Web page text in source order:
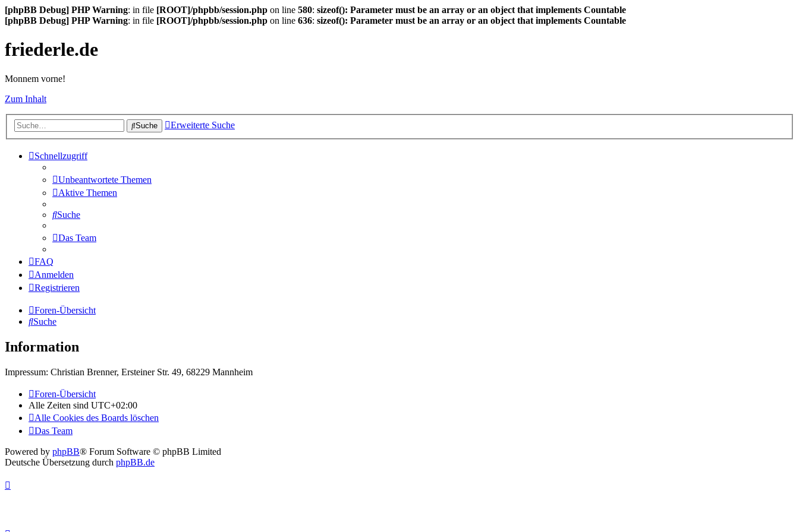
[phpBB Debug] PHP Warning: in file [ROOT]/phpbb/session.php on line 580: sizeof(): Parameter must be an array or an object that implements Countable
[phpBB Debug] PHP Warning: in file [ROOT]/phpbb/session.php on line 636: sizeof(): Parameter must be an array or an object that implements Countable
friederle.de
Monnem vorne!
Zum Inhalt
Suche Erweiterte Suche
Schnellzugriff
Unbeantwortete Themen
Aktive Themen
Suche
Das Team
FAQ
Anmelden
Registrieren
Foren-Übersicht
Suche
Information
Impressum: Christian Brenner, Ersteiner Str. 49, 68229 Mannheim
Foren-Übersicht
Alle Zeiten sind UTC+02:00
Alle Cookies des Boards löschen
Das Team
Powered by phpBB® Forum Software © phpBB Limited
Deutsche Übersetzung durch phpBB.de